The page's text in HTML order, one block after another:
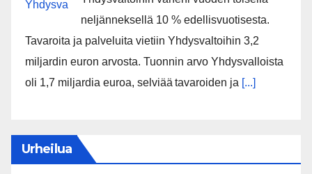
neljänneksellä 10 % edellisvuotisesta.
Tavaroita ja palveluita vietiin Yhdysvaltoihin 3,2
miljardin euron arvosta. Tuonnin arvo Yhdysvalloista
oli 1,7 miljardia euroa, selviää tavaroiden ja [...]
Urheilua